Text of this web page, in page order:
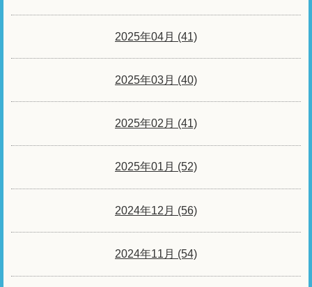
2025年04月 (41)
2025年03月 (40)
2025年02月 (41)
2025年01月 (52)
2024年12月 (56)
2024年11月 (54)